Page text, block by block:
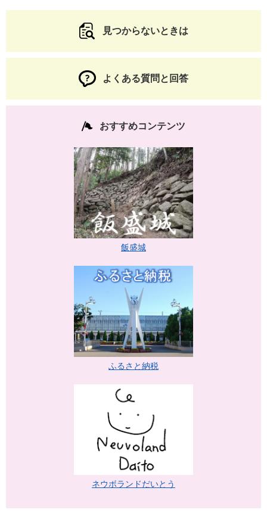
見つからないときは
よくある質問と回答
おすすめコンテンツ
飯盛城
ふるさと納税
ネウボランドだいとう